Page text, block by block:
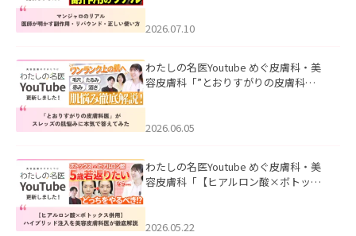
た。
2026.07.10
わたしの名医Youtube めぐ皮膚科・美
容皮膚科「”とおりすがりの皮膚科
2026.06.05
わたしの名医Youtube めぐ皮膚科・美
容皮膚科「【ヒアルロン酸×ボトック
た。
2026.05.22